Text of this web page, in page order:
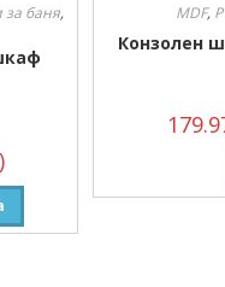
баня, MDF,
Конзолен